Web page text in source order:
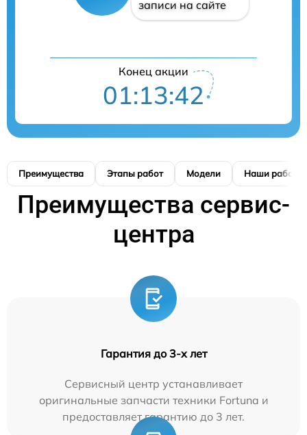
записи на сайте
Конец акции
01:13:41
Преимущества Этапы работ Модели Наши работы
Преимущества сервис-
центра
Гарантия до 3-х лет
Сервисный центр устанавливает
оригинальные запчасти техники Fortuna и
предоставляет гарантию до 3 лет.